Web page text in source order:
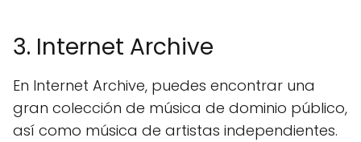
3. Internet Archive
En Internet Archive, puedes encontrar una
gran colección de música de dominio público,
así como música de artistas independientes.